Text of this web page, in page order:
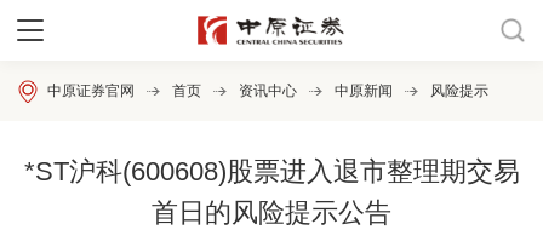
中原证券官网 首页 资讯中心 中原新闻 风险提示
*ST沪科(600608)股票进入退市整理期交易
首日的风险提示公告